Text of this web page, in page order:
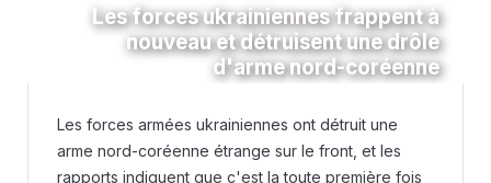
Les forces ukrainiennes frappent à
nouveau et détruisent une drôle
d'arme nord-coréenne
Les forces armées ukrainiennes ont détruit une
arme nord-coréenne étrange sur le front, et les
rapports indiquent que c'est la toute première fois